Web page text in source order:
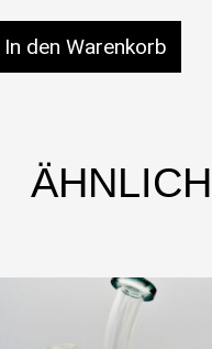
BLAZE Bong/Rig
In den Warenkorb